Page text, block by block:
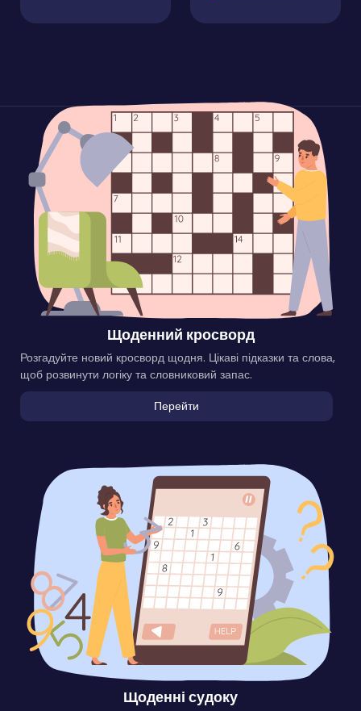
Щоденний кросворд
Розгадуйте новий кросворд щодня. Цікаві підказки та слова,
щоб розвинути логіку та словниковий запас.
Перейти
Щоденні судоку